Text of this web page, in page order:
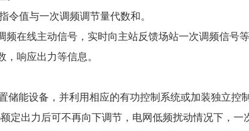
令值与一次调频调节量代数和。
频在线主动信号，实时向主站反馈场站一次调频信号
，响应出力等信息。
储能设备，并利用相应的有功控制系统或加装独立控
定出力后可不再向下调节，电网低频扰动情况下，一